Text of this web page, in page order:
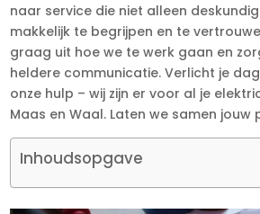
naar service die niet alleen
makkelijk te begrijpen en te
graag uit hoe we te werk gaan en
heldere communicatie. Verlicht je
onze hulp – wij zijn er voor al je
Maas en Waal. Laten we samen
Inhoudsopgave